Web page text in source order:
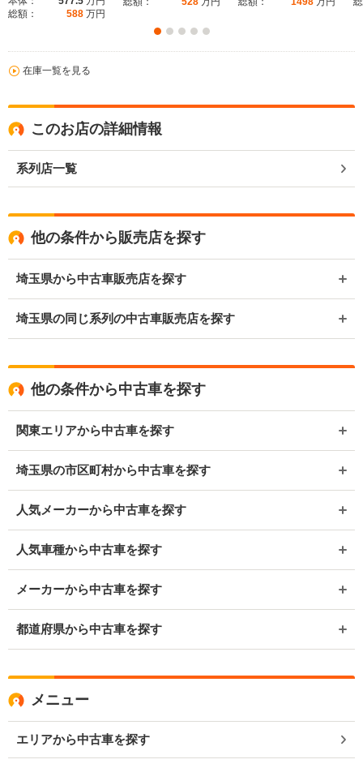
総額：
588 万円
在庫一覧を見る
このお店の詳細情報
系列店一覧
他の条件から販売店を探す
埼玉県から中古車販売店を探す
埼玉県の同じ系列の中古車販売店を探す
他の条件から中古車を探す
関東エリアから中古車を探す
埼玉県の市区町村から中古車を探す
人気メーカーから中古車を探す
人気車種から中古車を探す
メーカーから中古車を探す
都道府県から中古車を探す
メニュー
エリアから中古車を探す